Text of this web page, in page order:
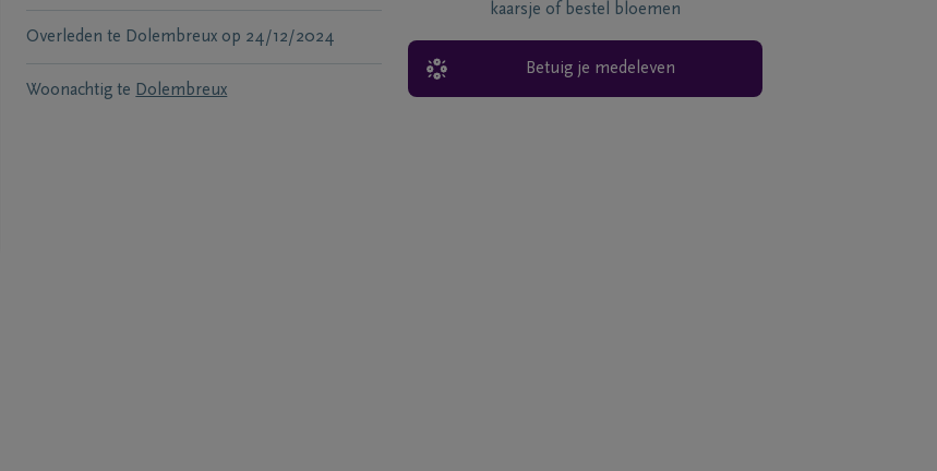
Overleden te Dolembreux op 24/12/2024
Woonachtig te Dolembreux
kaarsje of bestel bloemen
Betuig je medeleven